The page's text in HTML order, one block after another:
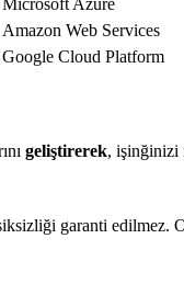
Microsoft Azure
Amazon Web Services
Google Cloud Platform
geliştirerek, işinğinizi
garanti